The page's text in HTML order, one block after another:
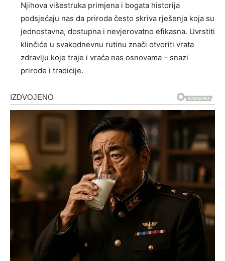
Njihova višestruka primjena i bogata historija
podsjećaju nas da priroda često skriva rješenja koja su
jednostavna, dostupna i nevjerovatno efikasna. Uvrstiti
klinčiće u svakodnevnu rutinu znači otvoriti vrata
zdravlju koje traje i vraća nas osnovama – snazi
prirode i tradicije.